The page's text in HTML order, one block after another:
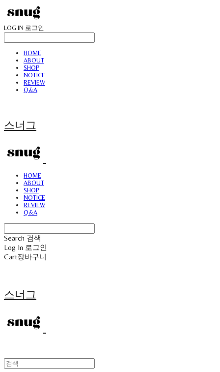
LOG IN 로그인
HOME
ABOUT
SHOP
NOTICE
REVIEW
Q&A
스너그
HOME
ABOUT
SHOP
NOTICE
REVIEW
Q&A
Search 검색
Log In 로그인
Cart장바구니
스너그